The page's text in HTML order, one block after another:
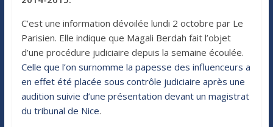
C’est une information dévoilée lundi 2 octobre par Le
Parisien. Elle indique que Magali Berdah fait l’objet
d’une procédure judiciaire depuis la semaine écoulée.
Celle que l’on surnomme la papesse des influenceurs a
en effet été placée sous contrôle judiciaire après une
audition suivie d’une présentation devant un magistrat
du tribunal de Nice.